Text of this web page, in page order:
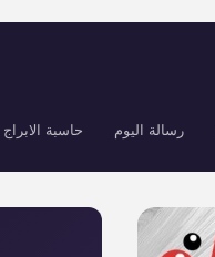
رسالة اليوم حاسبة الابراج